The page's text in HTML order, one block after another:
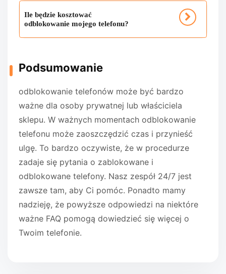
Ile będzie kosztować
odblokowanie mojego telefonu?
Podsumowanie
odblokowanie telefonów może być bardzo
ważne dla osoby prywatnej lub właściciela
sklepu. W ważnych momentach odblokowanie
telefonu może zaoszczędzić czas i przynieść
ulgę. To bardzo oczywiste, że w procedurze
zadaje się pytania o zablokowane i
odblokowane telefony. Nasz zespół 24/7 jest
zawsze tam, aby Ci pomóc. Ponadto mamy
nadzieję, że powyższe odpowiedzi na niektóre
ważne FAQ pomogą dowiedzieć się więcej o
Twoim telefonie.